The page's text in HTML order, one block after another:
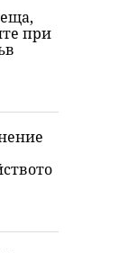
при